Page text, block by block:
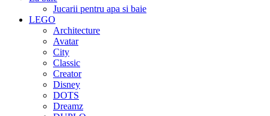
Jucarii pentru apa si baie
LEGO
Architecture
Avatar
City
Classic
Creator
Disney
DOTS
Dreamz